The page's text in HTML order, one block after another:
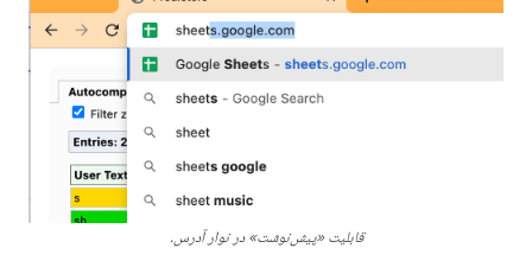
قابلیت «پیش‌نوشت» در نوار آدرس.